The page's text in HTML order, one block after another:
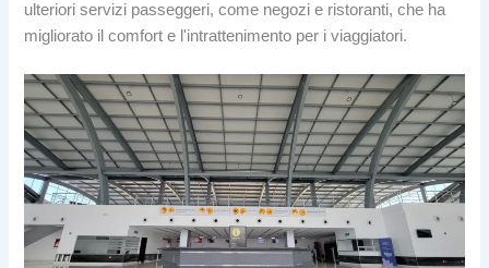
ulteriori servizi passeggeri, come negozi e ristoranti, che ha
migliorato il comfort e l'intrattenimento per i viaggiatori.